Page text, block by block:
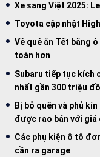
Xe sang Việt 2025:
Toyota cập nhật
Về quê ăn Tết bằng
toàn hơn
Subaru tiếp tục kích
nhất gần 300 triệu
Bị bỏ quên và phủ
được rao bán với giá
Các phụ kiện ô tô
cần ra garage